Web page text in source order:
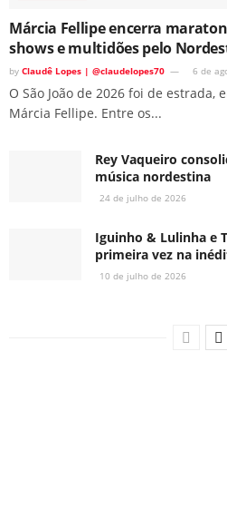
Márcia Fellipe encerra
shows e multidões pelo
by Claudê Lopes | @claudelopes70 6 de
O São João de 2026 foi de estrada,
Márcia Fellipe. Entre os...
Rey Vaqueiro
música nordestina
24 de julho de 2026
Iguinho & Lulinha e
primeira vez na
10 de julho de 2026